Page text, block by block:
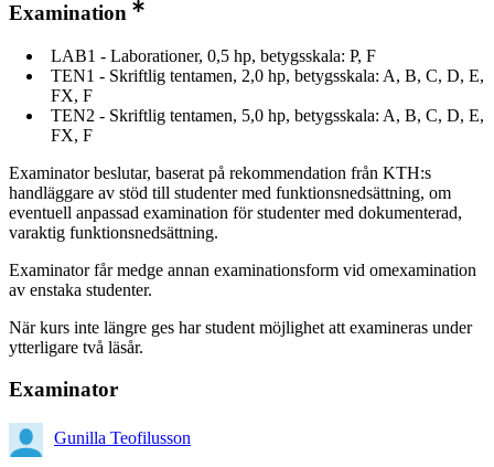
Examination
LAB1 - Laborationer, 0,5 hp, betygsskala: P, F
TEN1 - Skriftlig tentamen, 2,0 hp, betygsskala: A, B, C, D, E,
FX, F
TEN2 - Skriftlig tentamen, 5,0 hp, betygsskala: A, B, C, D, E,
FX, F
Examinator beslutar, baserat på rekommendation från KTH:s
handläggare av stöd till studenter med funktionsnedsättning, om
eventuell anpassad examination för studenter med dokumenterad,
varaktig funktionsnedsättning.
Examinator får medge annan examinationsform vid omexamination
av enstaka studenter.
När kurs inte längre ges har student möjlighet att examineras under
ytterligare två läsår.
Examinator
Gunilla Teofilusson